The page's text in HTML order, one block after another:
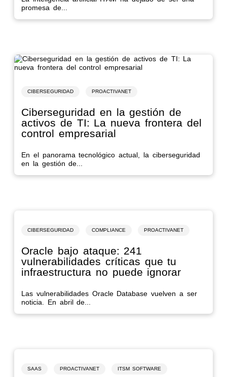
promesa de...
CIBERSEGURIDAD PROACTIVANET
Ciberseguridad en la gestión de
activos de TI: La nueva frontera del
control empresarial
En el panorama tecnológico actual, la ciberseguridad
en la gestión de...
CIBERSEGURIDAD COMPLIANCE PROACTIVANET
Oracle bajo ataque: 241
vulnerabilidades críticas que tu
infraestructura no puede ignorar
Las vulnerabilidades Oracle Database vuelven a ser
noticia. En abril de...
SAAS PROACTIVANET ITSM SOFTWARE